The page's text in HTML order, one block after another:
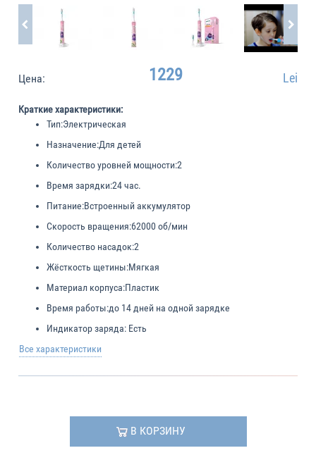
Цена: 1229 Lei
Краткие характеристики:
Тип:Электрическая
Назначение:Для детей
Количество уровней мощности:2
Время зарядки:24 час.
Питание:Встроенный аккумулятор
Скорость вращения:62000 об/мин
Количество насадок:2
Жёсткость щетины:Мягкая
Материал корпуса:Пластик
Время работы:до 14 дней на одной зарядке
Индикатор заряда: Есть
Все характеристики
В КОРЗИНУ